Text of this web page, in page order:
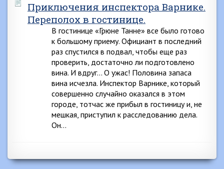
Приключения инспектора Варнике.
Переполох в гостинице.
В гостинице «Грюне Танне» все было готово
к большому приему. Официант в последний
раз спустился в подвал, чтобы еще раз
проверить, достаточно ли подготовлено
вина. И вдруг… О ужас! Половина запаса
вина исчезла. Инспектор Варнике, который
совершенно случайно оказался в этом
городе, тотчас же прибыл в гостиницу и, не
мешкая, приступил к расследованию дела.
Он…